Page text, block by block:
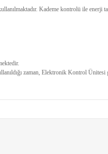
Kademe kontrolü ile enerji
zaman, Elektronik Kontrol Ünitesi